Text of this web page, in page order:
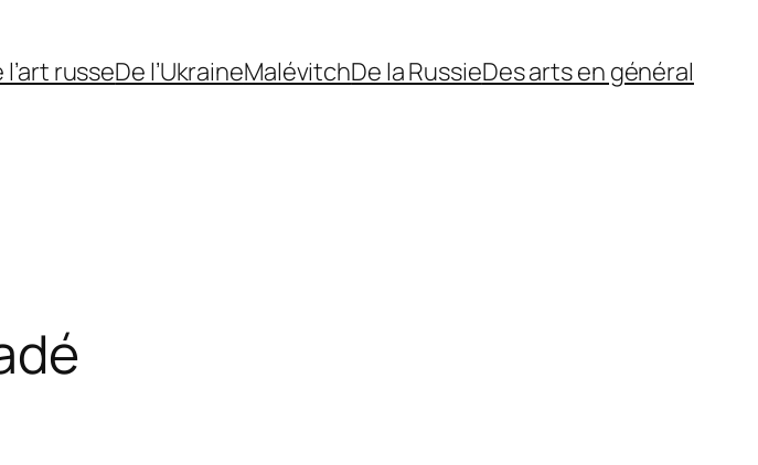
l’art russeDe l’UkraineMalévitchDe la RussieDes arts en général